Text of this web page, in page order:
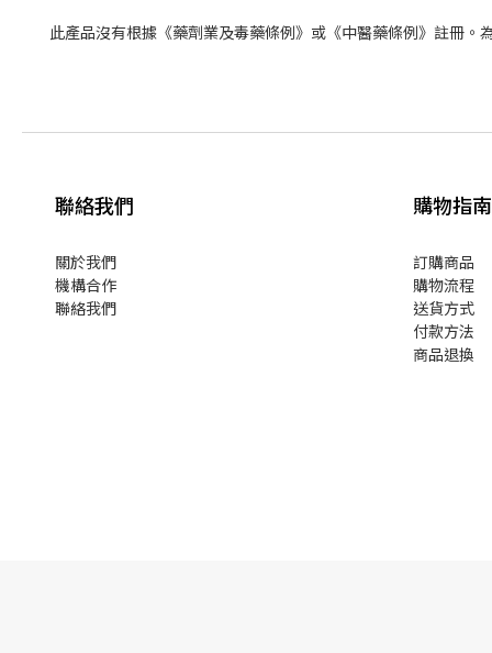
此產品沒有根據《藥劑業及毒藥條例》或《中醫藥條例》註冊
聯絡我們
關於我們
機構合作
聯絡我們
購物指南
訂購商品
購物流程
送貨方式
付款方法
商品退換